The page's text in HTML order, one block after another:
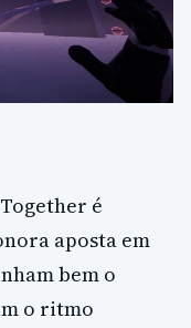
é
aposta em
bem o
o ritmo